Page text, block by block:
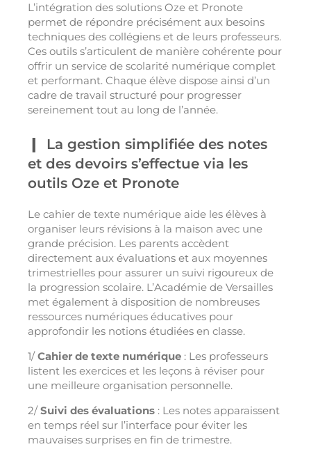
L’intégration des solutions Oze et Pronote
permet de répondre précisément aux besoins
techniques des collégiens et de leurs professeurs.
Ces outils s’articulent de manière cohérente pour
offrir un service de scolarité numérique complet
et performant. Chaque élève dispose ainsi d’un
cadre de travail structuré pour progresser
sereinement tout au long de l’année.
La gestion simplifiée des notes
et des devoirs s’effectue via les
outils Oze et Pronote
Le cahier de texte numérique aide les élèves à
organiser leurs révisions à la maison avec une
grande précision. Les parents accèdent
directement aux évaluations et aux moyennes
trimestrielles pour assurer un suivi rigoureux de
la progression scolaire. L’Académie de Versailles
met également à disposition de nombreuses
ressources numériques éducatives pour
approfondir les notions étudiées en classe.
1/ Cahier de texte numérique : Les professeurs
listent les exercices et les leçons à réviser pour
une meilleure organisation personnelle.
2/ Suivi des évaluations : Les notes apparaissent
en temps réel sur l’interface pour éviter les
mauvaises surprises en fin de trimestre.